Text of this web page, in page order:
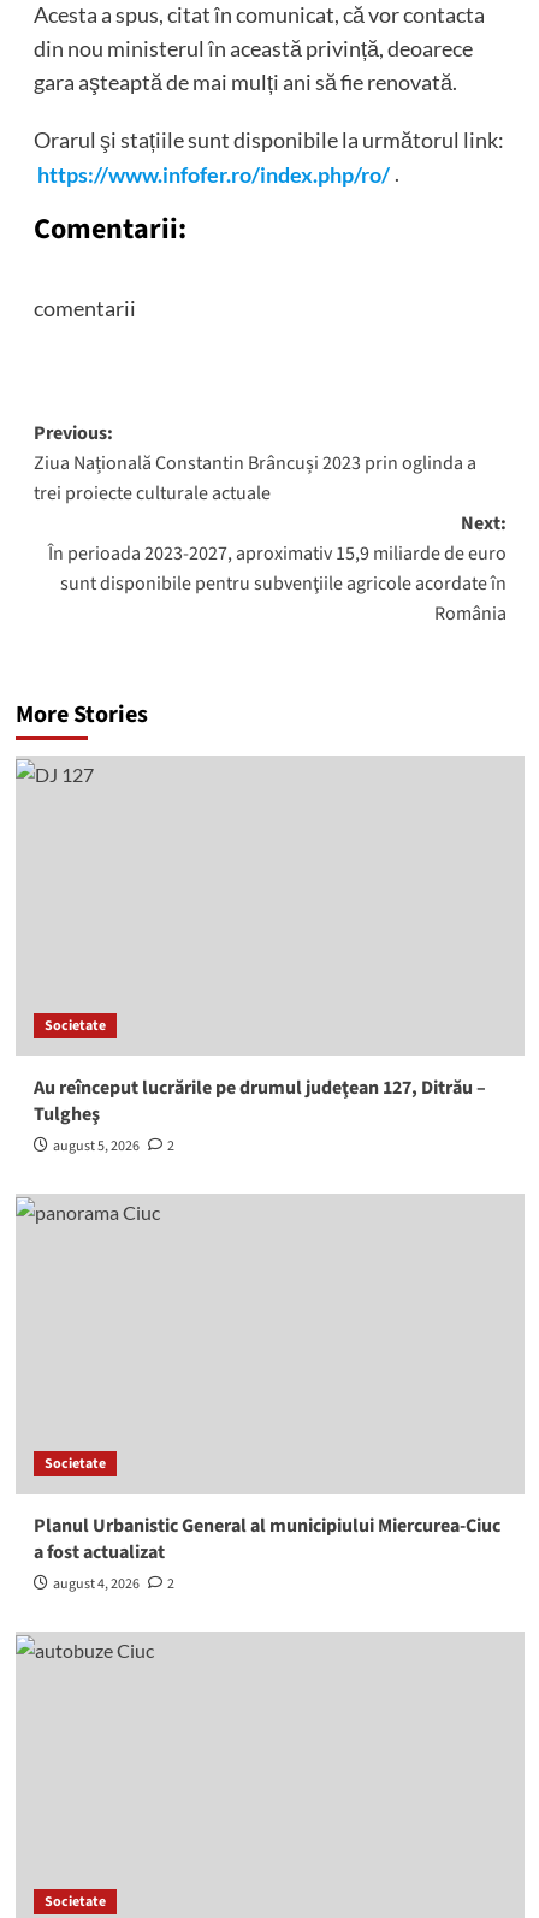
Acesta a spus, citat în comunicat, că vor contacta
din nou ministerul în această privință, deoarece
gara aşteaptă de mai mulți ani să fie renovată.
Orarul şi stațiile sunt disponibile la următorul link:
https://www.infofer.ro/index.php/ro/ .
Comentarii:
comentarii
Post
navigation
Previous:
Ziua Națională Constantin Brâncuși 2023 prin oglinda a
trei proiecte culturale actuale
Next:
În perioada 2023-2027, aproximativ 15,9 miliarde de euro
sunt disponibile pentru subvenţiile agricole acordate în
România
More Stories
Societate
Au reînceput lucrările pe drumul judeţean 127, Ditrău –
Tulgheş
august 5, 2026 2
Societate
Planul Urbanistic General al municipiului Miercurea-Ciuc
a fost actualizat
august 4, 2026 2
Societate